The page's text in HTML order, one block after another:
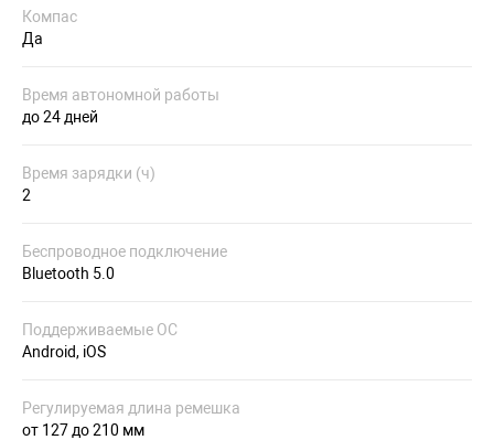
Компас
Да
Время автономной работы
до 24 дней
Время зарядки (ч)
2
Беспроводное подключение
Bluetooth 5.0
Поддерживаемые ОС
Android, iOS
Регулируемая длина ремешка
от 127 до 210 мм